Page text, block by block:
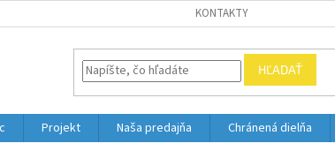
KONTAKTY
HĽADAŤ
Projekt Naša predajňa Chránená dielňa